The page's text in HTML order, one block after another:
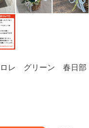
ロレ グリーン 春日部